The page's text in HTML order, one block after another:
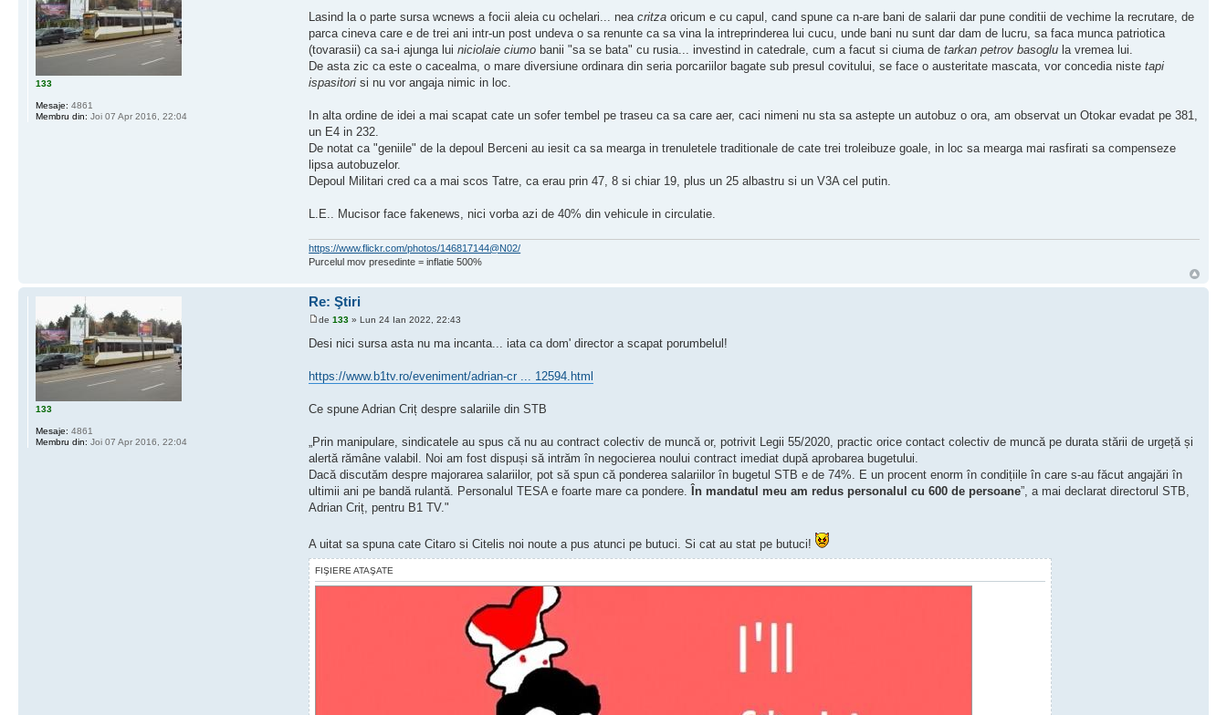
Lasind la o parte sursa wcnews a focii aleia cu ochelari... neacritza oricum e cu capul, cand spune ca n-are bani de salarii dar pune conditii de vechime la recrutare, de
parca cineva care e de trei ani intr-un post undeva o sa renunte ca sa vina la intreprinderea lui cucu, unde bani nu sunt dar dam de lucru, sa faca munca patriotica
(tovarasii) ca sa-i ajunga luiniciolaie ciumo banii "sa se bata" cu rusia... investind in catedrale, cum a facut si ciuma detarkan petrov basoglu la vremea lui.
De asta zic ca este o cacealma, o mare diversiune ordinara din seria porcariilor bagate sub presul covitului, se face o austeritate mascata, vor concedia nistetapi
ispasitori si nu vor angaja nimic in loc.
In alta ordine de idei a mai scapat cate un sofer tembel pe traseu ca sa care aer, caci nimeni nu sta sa astepte un autobuz o ora, am observat un Otokar evadat pe 381,
un E4 in 232.
De notat ca "geniile" de la depoul Berceni au iesit ca sa mearga in trenuletele traditionale de cate trei troleibuze goale, in loc sa mearga mai rasfirati sa compenseze
lipsa autobuzelor.
Depoul Militari cred ca a mai scos Tatre, ca erau prin 47, 8 si chiar 19, plus un 25 albastru si un V3A cel putin.
L.E.. Mucisor face fakenews, nici vorba azi de 40% din vehicule in circulatie.
https://www.flickr.com/photos/146817144@N02/
Purcelul mov presedinte = inflatie 500%
133
Mesaje: 4861
Membru din: Joi 07 Apr 2016, 22:04
Re: Ştiri
de133 » Lun 24 Ian 2022, 22:43
Desi nici sursa asta nu ma incanta... iata ca dom' director a scapat porumbelul!
https://www.b1tv.ro/eveniment/adrian-cr ... 12594.html
Ce spune Adrian Criț despre salariile din STB
„Prin manipulare, sindicatele au spus că nu au contract colectiv de muncă or, potrivit Legii 55/2020, practic orice contact colectiv de muncă pe durata stării de urgeță și
alertă rămâne valabil. Noi am fost dispuși să intrăm în negocierea noului contract imediat după aprobarea bugetului.
Dacă discutăm despre majorarea salariilor, pot să spun că ponderea salariilor în bugetul STB e de 74%. E un procent enorm în condițiile în care s-au făcut angajări în
ultimii ani pe bandă rulantă. Personalul TESA e foarte mare ca pondere.În mandatul meu am redus personalul cu 600 de persoane”, a mai declarat directorul STB,
Adrian Criț, pentru B1 TV."
A uitat sa spuna cate Citaro si Citelis noi noute a pus atunci pe butuci. Si cat au stat pe butuci!
FIŞIERE ATAŞATE
133
Mesaje: 4861
Membru din: Joi 07 Apr 2016, 22:04